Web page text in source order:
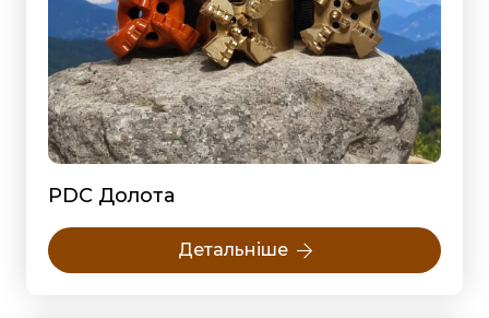
PDC Долота
Детальніше